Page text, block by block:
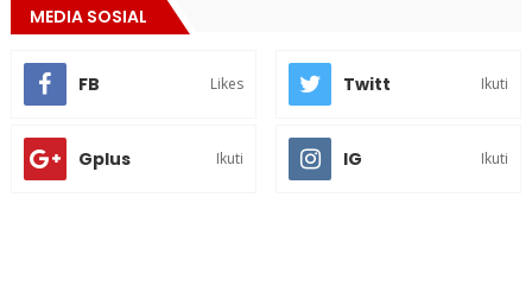
MEDIA SOSIAL
FB Likes Twitt Ikuti
Gplus Ikuti IG Ikuti